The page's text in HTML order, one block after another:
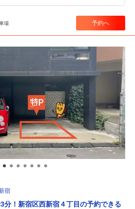
場 予約へ
宿
分！新宿区西新宿４丁目の予約できる